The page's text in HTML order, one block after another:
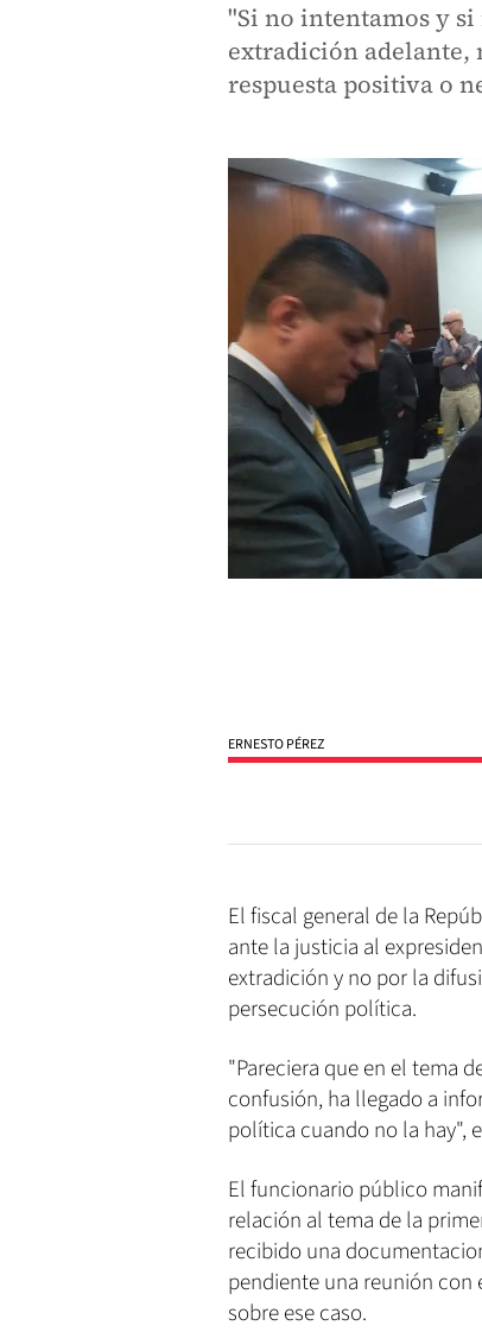
"Si no intentamos y
extradición adelante,
respuesta positiva o
ERNESTO PÉREZ
El fiscal general de la
ante la justicia al
extradición y no por la
persecución política.
"Pareciera que en el tema
confusión, ha llegado a
política cuando no la hay",
El funcionario público
relación al tema de la
recibido una
pendiente una reunión con
sobre ese caso.